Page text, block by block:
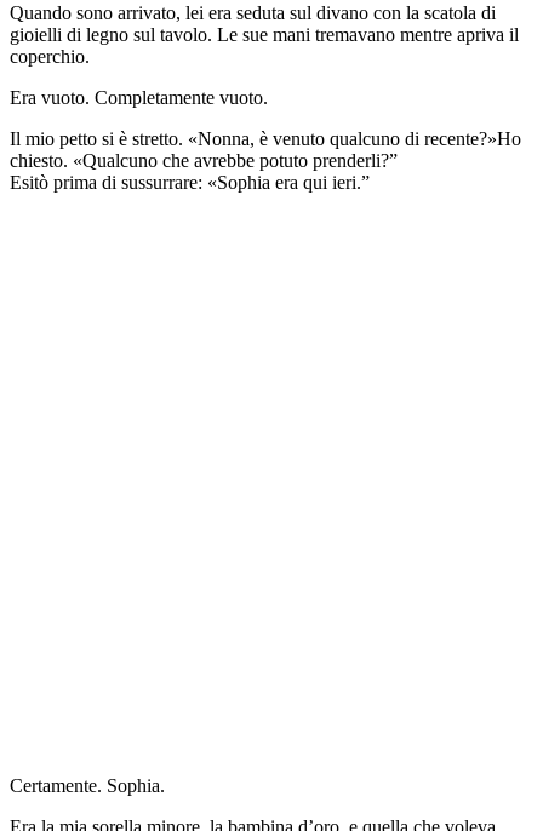
Quando sono arrivato, lei era seduta sul divano con la scatola di
gioielli di legno sul tavolo. Le sue mani tremavano mentre apriva il
coperchio.
Era vuoto. Completamente vuoto.
Il mio petto si è stretto. «Nonna, è venuto qualcuno di recente?»Ho
chiesto. «Qualcuno che avrebbe potuto prenderli?”
Esitò prima di sussurrare: «Sophia era qui ieri.”
Certamente. Sophia.
Era la mia sorella minore, la bambina d’oro, e quella che voleva